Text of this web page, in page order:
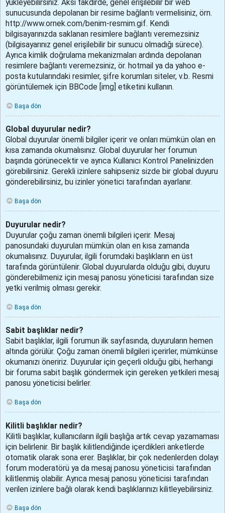
yükleyebilirsiniz. Aksi takdirde, genel erişilebilir bir web
sunucusunda depolanan bir resime bağlantı vermelisiniz, örn.
http://www.ornek.com/benim-resmim.gif. Kendi
bilgisayarınızda saklanan resimlere bağlantı veremezsiniz
(bilgisayarınız genel erişilebilir bir sunucu olmadığı sürece).
Ayrıca kimlik doğrulama mekanizmaları ardında depolanan
resimlere bağlantı veremezsiniz, ör. hotmail ya da yahoo e-
posta kutularındaki resimler, şifre korumları siteler, v.b. Resmi
görüntülemek için BBCode [img] etiketini kullanın.
Başa dön
Global duyurular nedir?
Global duyurular önemli bilgiler içerir ve onları mümkün olan en
kısa zamanda okumalısınız. Global duyurular her forumun
başında görünecektir ve ayrıca Kullanıcı Kontrol Panelinizden
görebilirsiniz. Gerekli izinlere sahipseniz sizde bir global duyuru
gönderebilirsiniz, bu izinler yönetici tarafından ayarlanır.
Başa dön
Duyurular nedir?
Duyurular çoğu zaman önemli bilgileri içerir. Mesaj
panosundaki duyuruları mümkün olan en kısa zamanda
okumalısınız. Duyurular, ilgili forumdaki başlıkların en üst
tarafında görüntülenir. Global duyurularda olduğu gibi, duyuru
gönderebilmeniz için mesaj panosu yöneticisi tarafından size
yetki verilmiş olması gerekir.
Başa dön
Sabit başlıklar nedir?
Sabit başlıklar, ilgili forumun ilk sayfasında, duyuruların hemen
altında görülür. Çoğu zaman önemli bilgileri içerirler, mümkünse
okumanızı öneririz. Duyurular için geçerli olduğu gibi, herhangi
bir foruma sabit başlık göndermek için gereken yetkileri mesaj
panosu yöneticisi belirler.
Başa dön
Kilitli başlıklar nedir?
Kilitli başlıklar, kullanıcıların ilgili başlığa artık cevap yazamaması
için belirlenir. Bir başlık kilitlendiğinde içerdikleri anketlerde
otomatik olarak sona erer. Başlıklar, bir çok nedenlerden dolayı
forum moderatörü ya da mesaj panosu yöneticisi tarafından
kilitlenmiş olabilir. Ayrıca mesaj panosu yöneticisi tarafından
verilen izinlere bağlı olarak kendi başlıklarınızı kilitleyebilirsiniz.
Başa dön